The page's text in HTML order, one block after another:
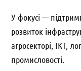
У фокусі —
розвиток
агросекторі, ІКТ,
промисловості.